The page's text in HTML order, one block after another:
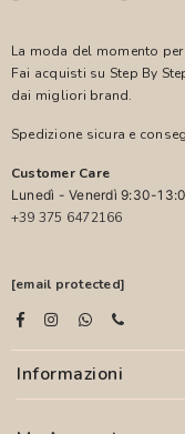
La moda del momento
Fai acquisti su Step By
dai migliori brand.
Spedizione sicura e
Customer Care
Lunedì - Venerdì 9:30-
+39 375 6472166
[email protected]
Informazioni